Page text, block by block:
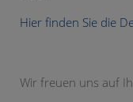
Hier finden Sie die
Wir freuen uns auf